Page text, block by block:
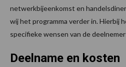
netwerkbijeenkomst en
wij het programma verder in. Hierbij
specifieke wensen van de
Deelname en kosten